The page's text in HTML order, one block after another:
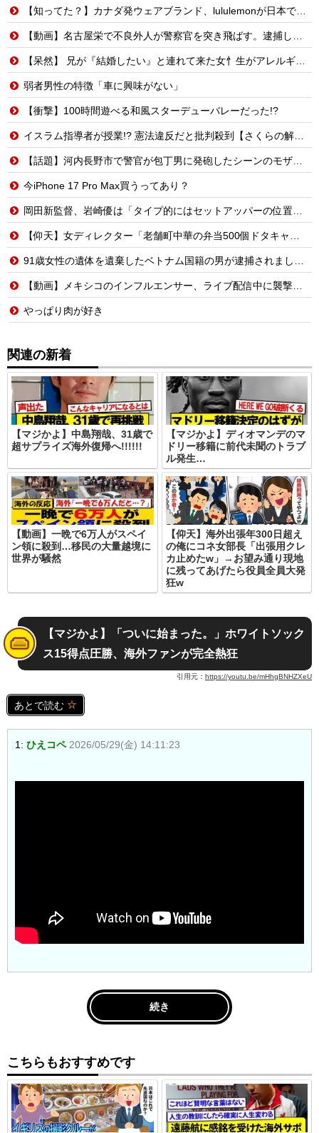
【知ってた？】カナダ発ウェアブランド、lululemonが日本でオープン→店名は日本差別からできた？
【動画】名古屋栄で不良外人が警察官を突き飛ばす。逮捕しろやｗｗｗ
【呆然】 兄が『結婚したい』と連れて来た女忄生がアレルギー持ちだった。両親は難色を示したが兄は結婚し実家とは疎遠状態に。その後、兄夫婦に子供が2人生まれたが...
弱者男性の特徴「車に興味がない」
【衝撃】100時間遊べる和風スターデューバレーだった!?
イスラム指導者が授業!? 憲法違反だと批判殺到【さくらの解説】
【話題】河内長野市で警官が包丁男に発砲したシーンのモザ無し映像が公開される。
今iPhone 17 Pro Max買うってあり？
岡田新監督、岩崎優は「タイプ的にはセットアッパーの位置が一番合うてる」←おーん
【仰天】女ディレクター「老舗町中華の弁当500個ドタキャンw賠償ルールないから無罪でーすw」→常連の俺が電話一本で「全員招集」した結果、店前に高級車の列がw
91歳女性の遺体を遺棄したベトナム国籍の男が逮捕されました #移民 #外国人
【動画】メキシコのインフルエンサー、ライブ配信中に襲撃されて死亡。
やっぱり肉が好き
関連の新着
【マジかよ】中島翔哉、31歳で
超サプライズ海外復帰へ!!!!!!
【マジかよ】ディオマンデのマ
ドリー移籍に前代未聞のトラブ
ル発生…
【動画】一晩で6万人がスペイ
ン領に殺到…移民の大量越境に
世界が騒然
【仰天】海外出張年300日超え
の俺にコネ女部長「出張用クレ
カ止めたw」→お望み通り現地
に残ってあげたら役員全員大発
狂w
【マジかよ】「ついに始まった。」ホワイトソック
ス15得点圧勝、海外ファンが完全熱狂
引用元： https://youtu.be/mHhgBNHZXeU
あとで読む
1: ひえコペ 2026/05/29(金) 14:11:23
続き
こちらもおすすめです